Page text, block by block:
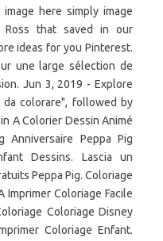
here simply image
Ross that saved in our
ideas for you Pinterest.
une large sélection de
Jun 3, 2019 - Explore
da colorare", followed by
A Colorier Dessin Animé
Anniversaire Peppa Pig
Dessins. Lascia un
Peppa Pig. Coloriage
Imprimer Coloriage Facile
Coloriage Disney
Coloriage Enfant.